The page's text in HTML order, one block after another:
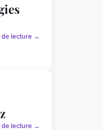
de lecture →
de lecture →